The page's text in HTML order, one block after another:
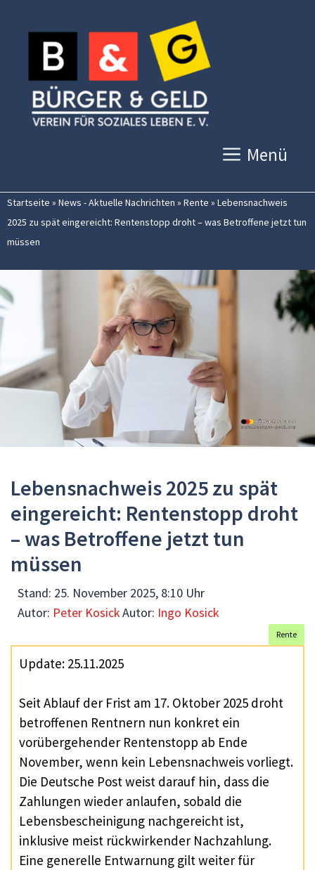
Inhalt
springen
Menü
Startseite » News - Aktuelle Nachrichten » Rente » Lebensnachweis
2025 zu spät eingereicht: Rentenstopp droht – was Betroffene jetzt tun
müssen
Lebensnachweis 2025 zu spät
eingereicht: Rentenstopp droht
– was Betroffene jetzt tun
müssen
Stand: 25. November 2025, 8:10 Uhr
Autor: Peter KosickAutor: Ingo Kosick
Rente
Update: 25.11.2025
Seit Ablauf der Frist am 17. Oktober 2025 droht
betroffenen Rentnern nun konkret ein
vorübergehender Rentenstopp ab Ende
November, wenn kein Lebensnachweis vorliegt.
Die Deutsche Post weist darauf hin, dass die
Zahlungen wieder anlaufen, sobald die
Lebensbescheinigung nachgereicht ist,
inklusive meist rückwirkender Nachzahlung.
Eine generelle Entwarnung gilt weiter für